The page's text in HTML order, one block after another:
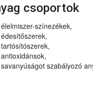
csoportok
élelmiszer-színezékek,
édesítőszerek,
tartósítószerek,
antioxidánsok,
savanyúságot szabályozó